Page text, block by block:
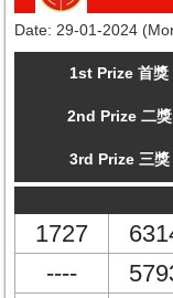
Date: 29-01-2024
1st Prize 首獎
2nd Prize 二獎
3rd Prize 三獎
1727
----